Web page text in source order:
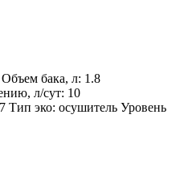
Объем бака, л: 1.8
л/сут: 10
Тип эко: осушитель Уровень